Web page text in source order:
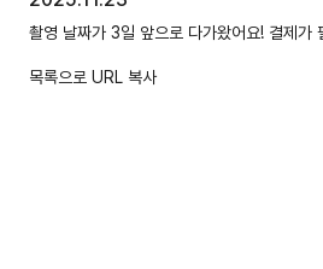
촬영 날짜가 3일 앞으로 다가왔어요! 결제가
목록으로 URL 복사